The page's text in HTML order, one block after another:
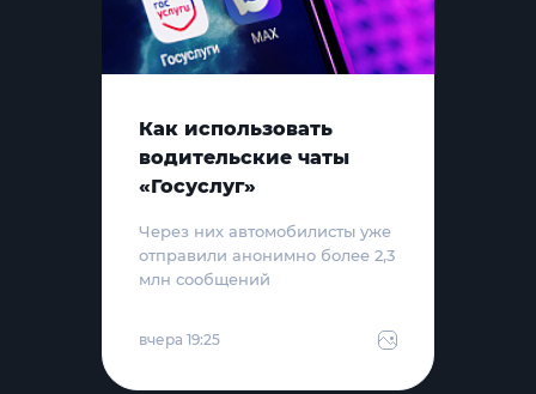
Как использовать
водительские чаты
«Госуслуг»
Через них автомобилисты уже
отправили анонимно более 2,3
млн сообщений
вчера 19:25